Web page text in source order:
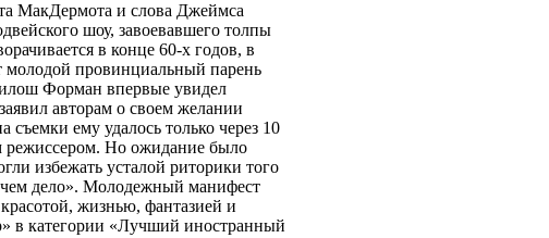
МакДермота и слова Джеймса
шоу, завоевавшего толпы
в конце 60-х годов, в
провинциальный парень
Форман впервые увидел
авторам о своем желании
ему удалось только через 10
режиссером. Но ожидание было
избежать усталой риторики того
чем дело». Молодежный манифест
жизнью, фантазией и
в категории «Лучший иностранный